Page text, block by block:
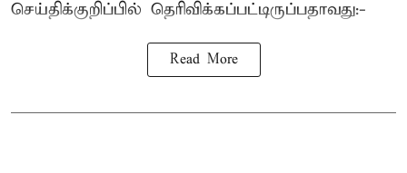
செய்திக்குறிப்பில் தெரிவிக்கப்பட்டிருப்பதாவது:-
Read More